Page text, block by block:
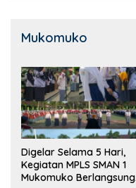
Mukomuko
Digelar Selama 5 Hari,
Kegiatan MPLS SMAN 1
Mukomuko Berlangsung